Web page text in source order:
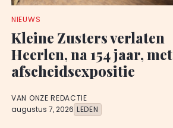
NIEUWS
Kleine Zusters verlaten
Heerlen, na 154 jaar, met
afscheidsexpositie
VAN ONZE REDACTIE
augustus 7, 2026 LEDEN